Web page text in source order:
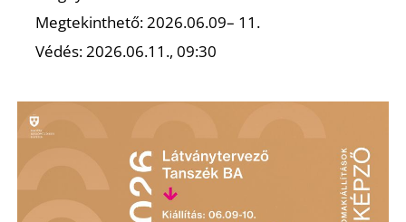
Megtekinthető: 2026.06.09– 11.
Védés: 2026.06.11., 09:30